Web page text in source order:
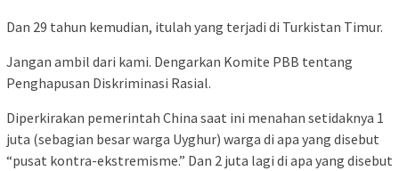
Dan 29 tahun kemudian, itulah yang terjadi di Turkistan Timur.
Jangan ambil dari kami. Dengarkan Komite PBB tentang
Penghapusan Diskriminasi Rasial.
Diperkirakan pemerintah China saat ini menahan setidaknya 1
juta (sebagian besar warga Uyghur) warga di apa yang disebut
“pusat kontra-ekstremisme.” Dan 2 juta lagi di apa yang disebut